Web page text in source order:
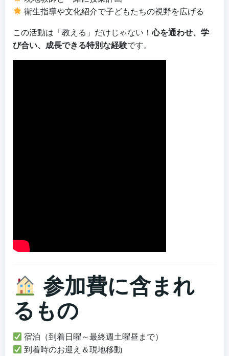
衛生指導や文化紹介で子どもたちの視野を広げる
この活動は「教える」だけじゃない！心を通わせ、学
び合い、成長できる特別な経験です。
参加費に含まれ
るもの
宿泊（到着日曜～最終週土曜昼まで）
到着時のお迎え＆現地移動